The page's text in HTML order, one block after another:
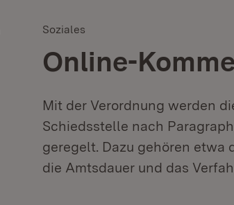
Soziales
Online-
Mit der Verordnung werden
Schiedsstelle nach
geregelt. Dazu gehören etwa
die Amtsdauer und das